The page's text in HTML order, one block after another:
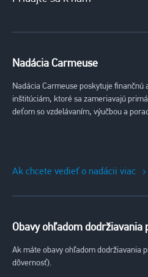
Nadácia Carmeuse
Nadácia Carmeuse poskytuje
inštitúciám, ktoré sa zameriavajú
deťom so vzdelávaním, výučbou a
Ak chcete vedieť o nadácii viac
Obavy ohľadom dodržiavania
Ak máte obavy ohľadom dodržiavania
dôvernosť).